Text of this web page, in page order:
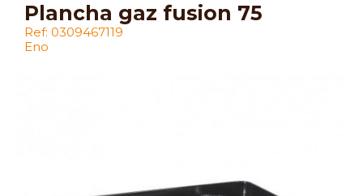
plancha gaz fusion 75
Ref: 0309467119
Eno